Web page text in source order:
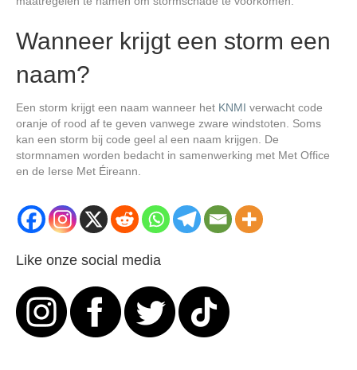
Wanneer krijgt een storm een
naam?
Een storm krijgt een naam wanneer het KNMI verwacht code
oranje of rood af te geven vanwege zware windstoten. Soms
kan een storm bij code geel al een naam krijgen. De
stormnamen worden bedacht in samenwerking met Met Office
en de Ierse Met Éireann.
Like onze social media